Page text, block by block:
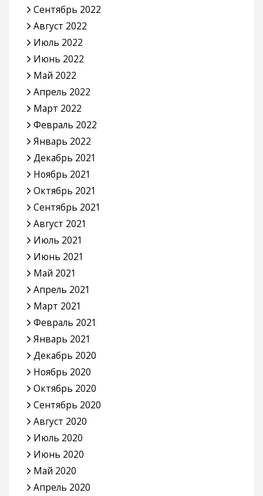
Сентябрь 2022
Август 2022
Июль 2022
Июнь 2022
Май 2022
Апрель 2022
Март 2022
Февраль 2022
Январь 2022
Декабрь 2021
Ноябрь 2021
Октябрь 2021
Сентябрь 2021
Август 2021
Июль 2021
Июнь 2021
Май 2021
Апрель 2021
Март 2021
Февраль 2021
Январь 2021
Декабрь 2020
Ноябрь 2020
Октябрь 2020
Сентябрь 2020
Август 2020
Июль 2020
Июнь 2020
Май 2020
Апрель 2020